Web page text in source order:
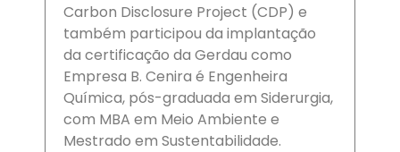
Carbon Disclosure Project (CDP) e
também participou da implantação
da certificação da Gerdau como
Empresa B. Cenira é Engenheira
Química, pós-graduada em Siderurgia,
com MBA em Meio Ambiente e
Mestrado em Sustentabilidade.